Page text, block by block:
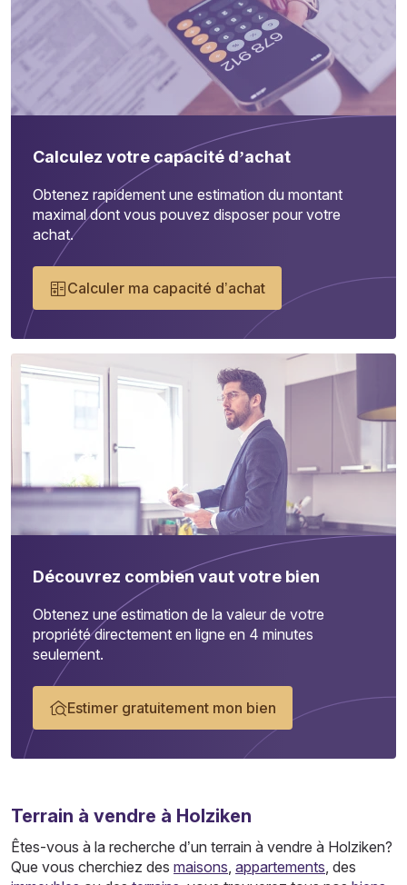
Calculez votre capacité d’achat
Obtenez rapidement une estimation du montant
maximal dont vous pouvez disposer pour votre
achat.
Calculer ma capacité d’achat
Découvrez combien vaut votre bien
Obtenez une estimation de la valeur de votre
propriété directement en ligne en 4 minutes
seulement.
Estimer gratuitement mon bien
Terrain à vendre à Holziken
Êtes-vous à la recherche d’un terrain à vendre à Holziken?
Que vous cherchiez des maisons, appartements, des